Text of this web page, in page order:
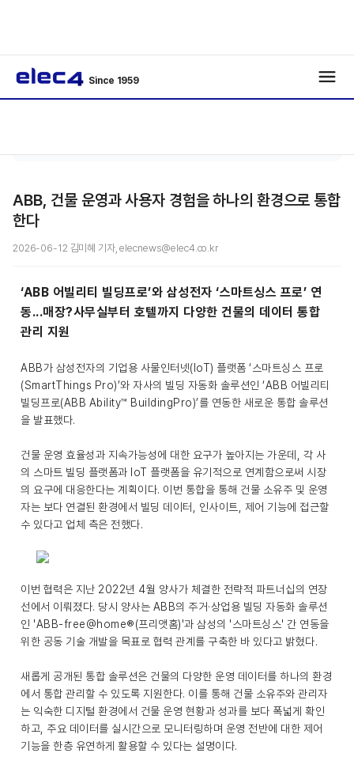
Since 1959
ABB, 건물 운영과 사용자 경험을 하나의 환경으로 통합
한다
2026-06-12 김미혜 기자, elecnews@elec4.co.kr
‘ABB 어빌리티 빌딩프로’와 삼성전자 ‘스마트싱스 프로’ 연
동...매장?사무실부터 호텔까지 다양한 건물의 데이터 통합
관리 지원
ABB가 삼성전자의 기업용 사물인터넷(IoT) 플랫폼 ‘스마트싱스 프로
(SmartThings Pro)’와 자사의 빌딩 자동화 솔루션인 ‘ABB 어빌리티
빌딩프로(ABB Ability™ BuildingPro)’를 연동한 새로운 통합 솔루션
을 발표했다.
건물 운영 효율성과 지속가능성에 대한 요구가 높아지는 가운데, 각 사
의 스마트 빌딩 플랫폼과 IoT 플랫폼을 유기적으로 연계함으로써 시장
의 요구에 대응한다는 계획이다. 이번 통합을 통해 건물 소유주 및 운영
자는 보다 연결된 환경에서 빌딩 데이터, 인사이트, 제어 기능에 접근할
수 있다고 업체 측은 전했다.
이번 협력은 지난 2022년 4월 양사가 체결한 전략적 파트너십의 연장
선에서 이뤄졌다. 당시 양사는 ABB의 주거·상업용 빌딩 자동화 솔루션
인 'ABB-free@home®(프리앳홈)'과 삼성의 '스마트싱스' 간 연동을
위한 공동 기술 개발을 목표로 협력 관계를 구축한 바 있다고 밝혔다.
새롭게 공개된 통합 솔루션은 건물의 다양한 운영 데이터를 하나의 환경
에서 통합 관리할 수 있도록 지원한다. 이를 통해 건물 소유주와 관리자
는 익숙한 디지털 환경에서 건물 운영 현황과 성과를 보다 폭넓게 확인
하고, 주요 데이터를 실시간으로 모니터링하며 운영 전반에 대한 제어
기능을 한층 유연하게 활용할 수 있다는 설명이다.